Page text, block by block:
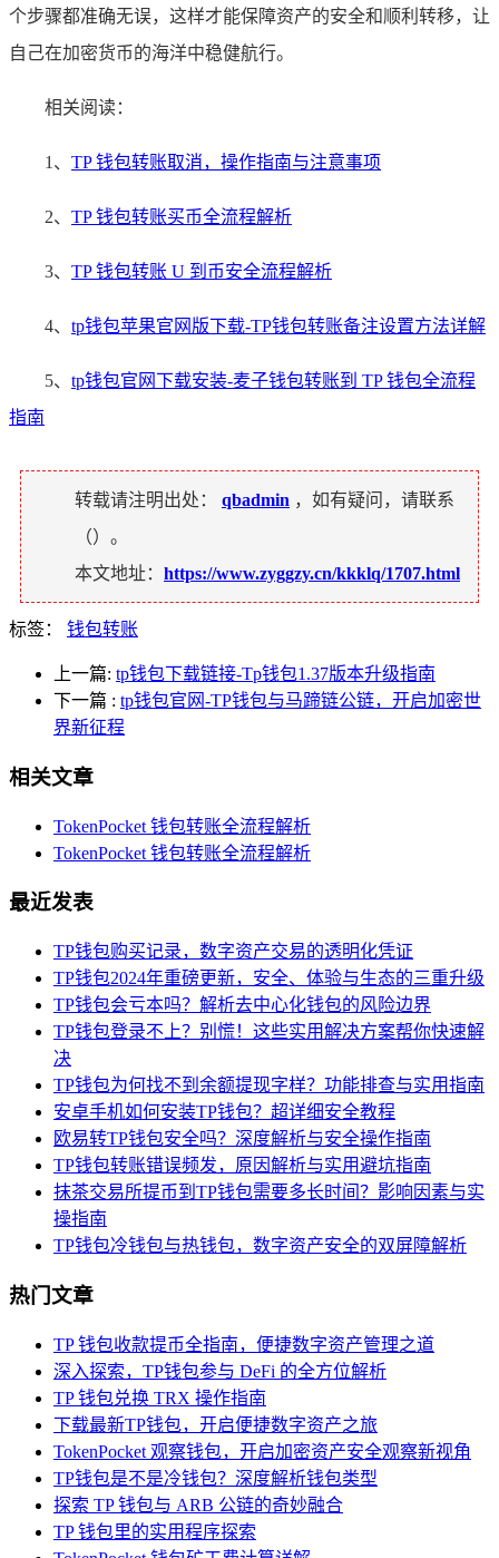
个步骤都准确无误，这样才能保障资产的安全和顺利转移，让
自己在加密货币的海洋中稳健航行。
相关阅读：
1、 TP 钱包转账取消，操作指南与注意事项
2、 TP 钱包转账买币全流程解析
3、 TP 钱包转账 U 到币安全流程解析
4、 tp钱包苹果官网版下载-TP钱包转账备注设置方法详解
5、 tp钱包官网下载安装-麦子钱包转账到 TP 钱包全流程
指南
转载请注明出处： qbadmin ，如有疑问，请联系
（）。
本文地址： https://www.zyggzy.cn/kkklq/1707.html
标签： 钱包转账
上一篇: tp钱包下载链接-Tp钱包1.37版本升级指南
下一篇 : tp钱包官网-TP钱包与马蹄链公链，开启加密世
界新征程
相关文章
TokenPocket 钱包转账全流程解析
TokenPocket 钱包转账全流程解析
最近发表
TP钱包购买记录，数字资产交易的透明化凭证
TP钱包2024年重磅更新，安全、体验与生态的三重升级
TP钱包会亏本吗？解析去中心化钱包的风险边界
TP钱包登录不上？别慌！这些实用解决方案帮你快速解
决
TP钱包为何找不到余额提现字样？功能排查与实用指南
安卓手机如何安装TP钱包？超详细安全教程
欧易转TP钱包安全吗？深度解析与安全操作指南
TP钱包转账错误频发，原因解析与实用避坑指南
抹茶交易所提币到TP钱包需要多长时间？影响因素与实
操指南
TP钱包冷钱包与热钱包，数字资产安全的双屏障解析
热门文章
TP 钱包收款提币全指南，便捷数字资产管理之道
深入探索，TP钱包参与 DeFi 的全方位解析
TP 钱包兑换 TRX 操作指南
下载最新TP钱包，开启便捷数字资产之旅
TokenPocket 观察钱包，开启加密资产安全观察新视角
TP钱包是不是冷钱包？深度解析钱包类型
探索 TP 钱包与 ARB 公链的奇妙融合
TP 钱包里的实用程序探索